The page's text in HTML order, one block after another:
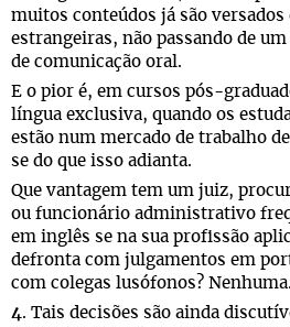
muitos conteúdos já são versados
estrangeiras, não passando de
de comunicação oral.
E o pior é, em cursos pós-
língua exclusiva, quando os
estão num mercado de trabalho
se do que isso adianta.
Que vantagem tem um juiz,
ou funcionário administrativo
em inglês se na sua profissão
defronta com julgamentos em
com colegas lusófonos? Nenhuma.
4. Tais decisões são ainda